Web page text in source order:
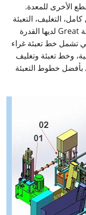
الأخرى للمعدة.
التغليف، التعبئة
في علب كرتون، والعمليات الأخرى. شركة Great لديها القدرة
تشمل خط تعبئة غراء
وخط تعبئة وتغليف
بأفضل خطوط التعبئة